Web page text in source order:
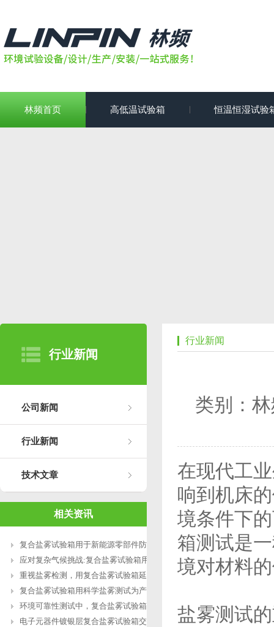
林频首页 高低温试验箱 恒温恒湿试验
行业新闻
公司新闻
行业新闻
技术文章
相关资讯
复合盐雾试验箱用于新能源零部件防腐测
应对复杂气候挑战:复合盐雾试验箱用于涂
重视盐雾检测，用复合盐雾试验箱延长产
复合盐雾试验箱用科学盐雾测试为产品研
环境可靠性测试中，复合盐雾试验箱缺水
电子元器件镀银层复合盐雾试验箱交变盐
行业新闻
类别：
在现代工
响到机床
境条件下
箱测试是
境对材料
盐雾测试